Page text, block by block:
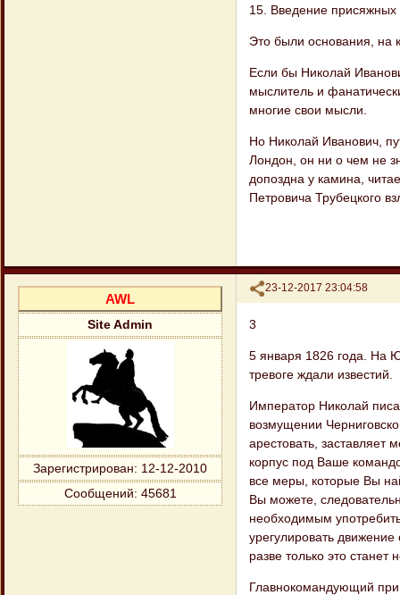
15. Введение присяжных
Это были основания, на
Если бы Николай
мысли​тель и
многие свои мысли.
Но Николай Иванович,
Лондон, он ни о чем не
допоздна у камина,
Петровича Трубецкого
Поделиться
23-12-2017 23:04:58
AWL
Site Admin
Зарегистрирован: 12-12-2010
Сообщений: 45681
3
5 января 1826 года. На
тревоге ждали известий.
Император Николай
возмуще​нии
арестовать, заставляет
корпус под Ваше
все меры, которые Вы
Вы можете,
необходимым
урегулировать
разве только это
Главнокомандующий